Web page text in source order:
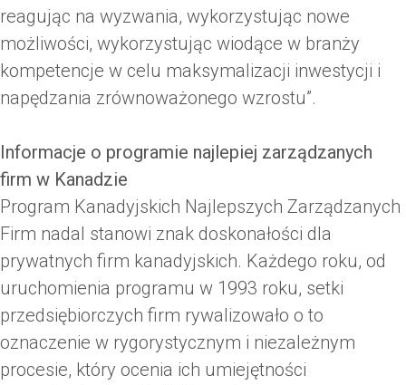
reagując na wyzwania, wykorzystując nowe
możliwości, wykorzystując wiodące w branży
kompetencje w celu maksymalizacji inwestycji i
napędzania zrównoważonego wzrostu”.
Informacje o programie najlepiej zarządzanych
firm w Kanadzie
Program Kanadyjskich Najlepszych Zarządzanych
Firm nadal stanowi znak doskonałości dla
prywatnych firm kanadyjskich. Każdego roku, od
uruchomienia programu w 1993 roku, setki
przedsiębiorczych firm rywalizowało o to
oznaczenie w rygorystycznym i niezależnym
procesie, który ocenia ich umiejętności